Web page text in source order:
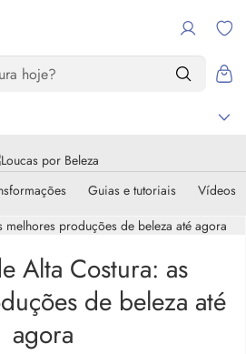
Guias e tutoriais Vídeos
Alta Costura: as
de beleza até
agora